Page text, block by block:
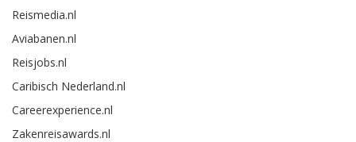
Reismedia.nl
Aviabanen.nl
Reisjobs.nl
Caribisch Nederland.nl
Careerexperience.nl
Zakenreisawards.nl